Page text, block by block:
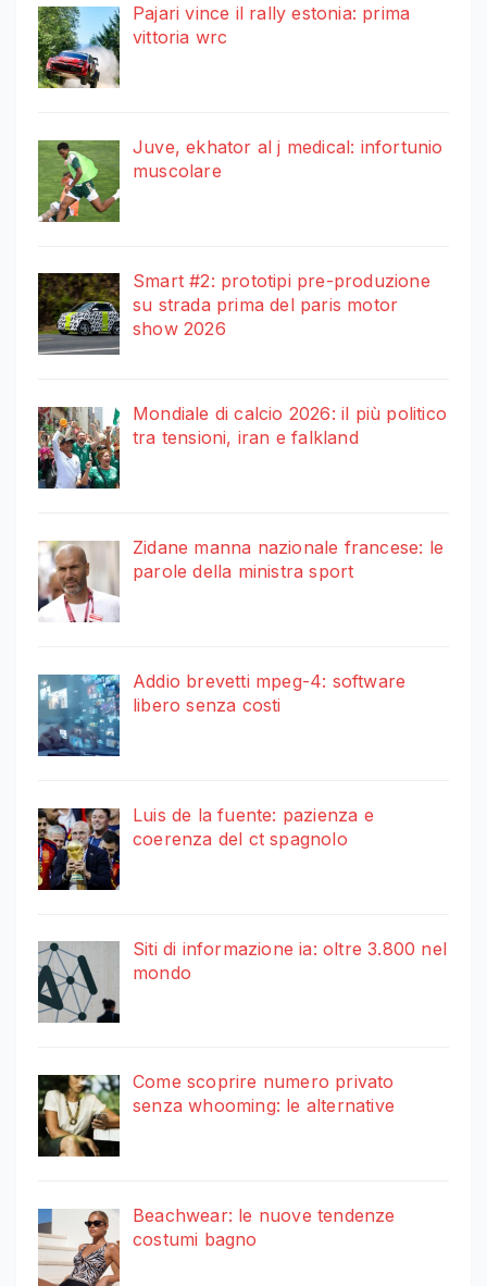
Pajari vince il rally estonia: prima
vittoria wrc
Juve, ekhator al j medical: infortunio
muscolare
Smart #2: prototipi pre-produzione
su strada prima del paris motor
show 2026
Mondiale di calcio 2026: il più politico
tra tensioni, iran e falkland
Zidane manna nazionale francese: le
parole della ministra sport
Addio brevetti mpeg-4: software
libero senza costi
Luis de la fuente: pazienza e
coerenza del ct spagnolo
Siti di informazione ia: oltre 3.800 nel
mondo
Come scoprire numero privato
senza whooming: le alternative
Beachwear: le nuove tendenze
costumi bagno